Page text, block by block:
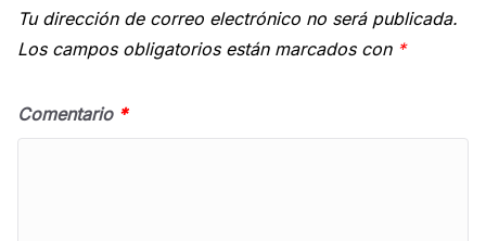
Tu dirección de correo electrónico no será publicada.
Los campos obligatorios están marcados con *
Comentario *